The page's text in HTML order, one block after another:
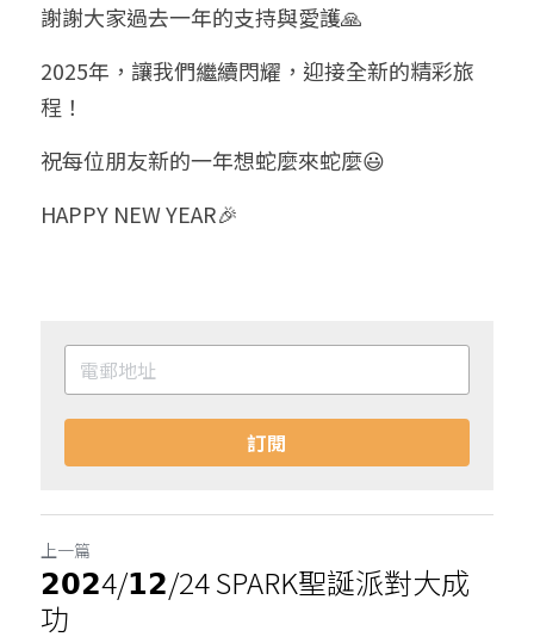
謝謝大家過去一年的支持與愛護🙏
2025年，讓我們繼續閃耀，迎接全新的精彩旅
程！
祝每位朋友新的一年想蛇麼來蛇麼😃
HAPPY NEW YEAR🎉
訂閱
上一篇
𝟮𝟬𝟮4/𝟭𝟮/24 SPARK聖誕派對大成
功